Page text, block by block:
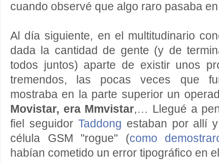
cuando observé que algo raro pasaba
Al día siguiente, en el multitudinario
dada la cantidad de gente (y de
todos juntos) aparte de existir unos
tremendos, las pocas veces que
mostraba en la parte superior un
Movistar, era Mmvistar,… Llegué a
fiel seguidor Taddong estaban por allí
célula GSM "rogue" (como
habían cometido un error tipográfico en